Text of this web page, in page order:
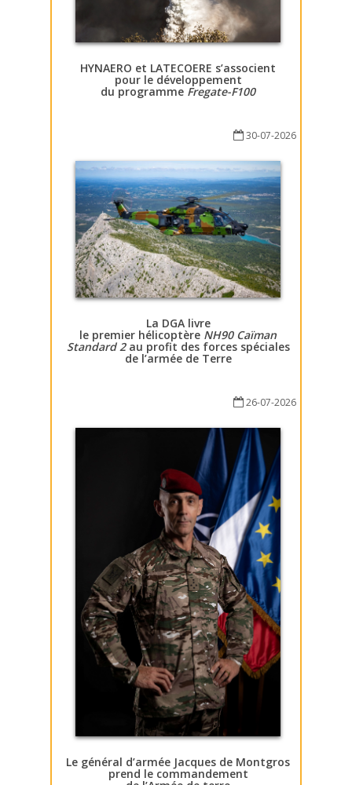
HYNAERO et LATECOERE s’associent
pour le développement
du programme Fregate-F100
30-07-2026
La DGA livre
le premier hélicoptère NH90 Caïman
Standard 2au profit des forces spéciales
de l’armée de Terre
26-07-2026
Le général d’armée Jacques de Montgros
prend le commandement